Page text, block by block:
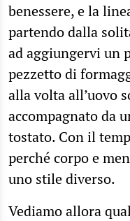
benessere, e la
partendo dalla
ad aggiungervi un
pezzetto di
alla volta all’uovo
accompagnato da
tostato. Con il
perché corpo e
uno stile diverso.
Vediamo allora